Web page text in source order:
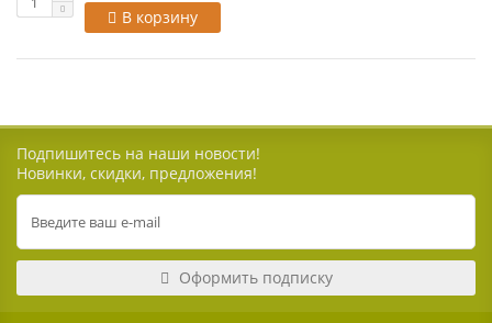
В корзину
Подпишитесь на наши новости!
Новинки, скидки, предложения!
Оформить подписку